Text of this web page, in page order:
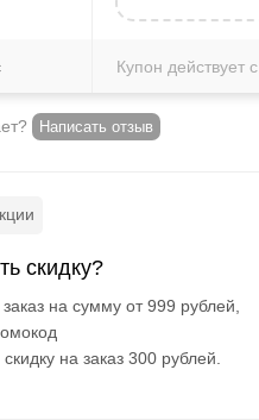
Купон действует с
Написать отзыв
скидку?
на сумму от 999 рублей,
на заказ 300 рублей.